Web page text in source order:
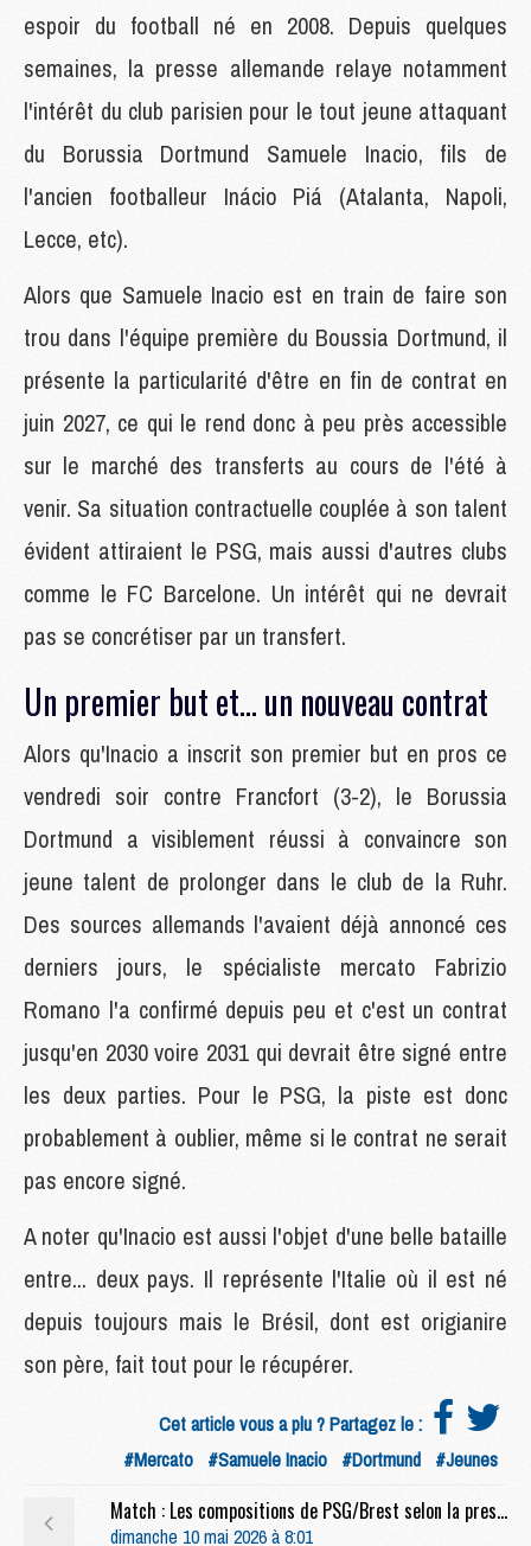
espoir du football né en 2008. Depuis quelques
semaines, la presse allemande relaye notamment
l'intérêt du club parisien pour le tout jeune attaquant
du Borussia Dortmund Samuele Inacio, fils de
l'ancien footballeur Inácio Piá (Atalanta, Napoli,
Lecce, etc).
Alors que Samuele Inacio est en train de faire son
trou dans l'équipe première du Boussia Dortmund, il
présente la particularité d'être en fin de contrat en
juin 2027, ce qui le rend donc à peu près accessible
sur le marché des transferts au cours de l'été à
venir. Sa situation contractuelle couplée à son talent
évident attiraient le PSG, mais aussi d'autres clubs
comme le FC Barcelone. Un intérêt qui ne devrait
pas se concrétiser par un transfert.
Un premier but et... un nouveau contrat
Alors qu'Inacio a inscrit son premier but en pros ce
vendredi soir contre Francfort (3-2), le Borussia
Dortmund a visiblement réussi à convaincre son
jeune talent de prolonger dans le club de la Ruhr.
Des sources allemands l'avaient déjà annoncé ces
derniers jours, le spécialiste mercato Fabrizio
Romano l'a confirmé depuis peu et c'est un contrat
jusqu'en 2030 voire 2031 qui devrait être signé entre
les deux parties. Pour le PSG, la piste est donc
probablement à oublier, même si le contrat ne serait
pas encore signé.
A noter qu'Inacio est aussi l'objet d'une belle bataille
entre... deux pays. Il représente l'Italie où il est né
depuis toujours mais le Brésil, dont est origianire
son père, fait tout pour le récupérer.
Cet article vous a plu ? Partagez le :
#Mercato #Samuele Inacio #Dortmund #Jeunes
Match : Les compositions de PSG/Brest selon la presse
dimanche 10 mai 2026 à 8:01